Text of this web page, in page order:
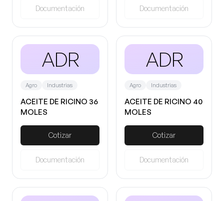
Documentación Documentación
ADR
Agro Industrias
ACEITE DE RICINO 36
MOLES
Cotizar
Documentación
ADR
Agro Industrias
ACEITE DE RICINO 40
MOLES
Cotizar
Documentación